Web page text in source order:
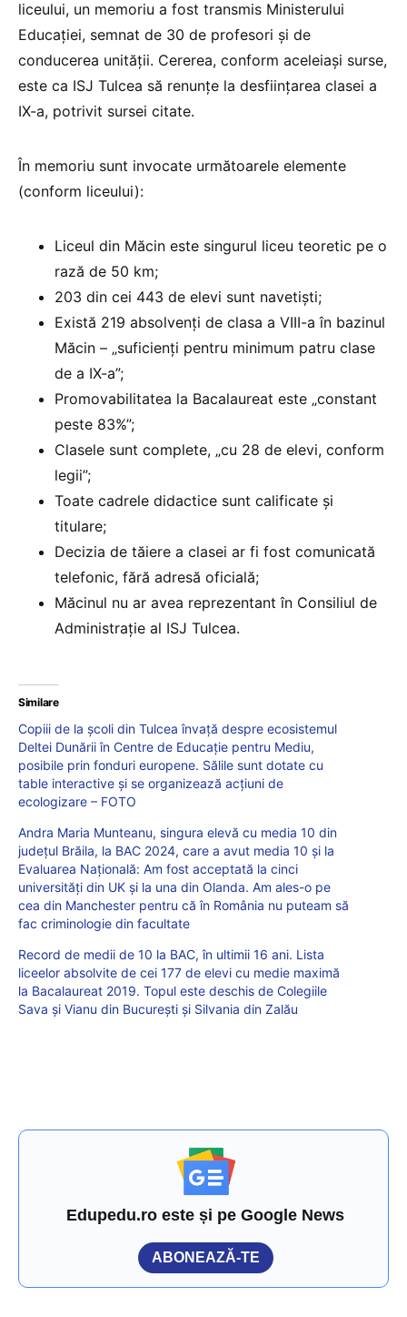
liceului, un memoriu a fost transmis Ministerului
Educației, semnat de 30 de profesori și de
conducerea unității. Cererea, conform aceleiași surse,
este ca ISJ Tulcea să renunțe la desființarea clasei a
IX-a, potrivit sursei citate.
În memoriu sunt invocate următoarele elemente
(conform liceului):
Liceul din Măcin este singurul liceu teoretic pe o
rază de 50 km;
203 din cei 443 de elevi sunt navetiști;
Există 219 absolvenți de clasa a VIII-a în bazinul
Măcin – „suficienți pentru minimum patru clase
de a IX-a”;
Promovabilitatea la Bacalaureat este „constant
peste 83%”;
Clasele sunt complete, „cu 28 de elevi, conform
legii”;
Toate cadrele didactice sunt calificate și
titulare;
Decizia de tăiere a clasei ar fi fost comunicată
telefonic, fără adresă oficială;
Măcinul nu ar avea reprezentant în Consiliul de
Administrație al ISJ Tulcea.
Similare
Copiii de la școli din Tulcea învață despre ecosistemul
Deltei Dunării în Centre de Educație pentru Mediu,
posibile prin fonduri europene. Sălile sunt dotate cu
table interactive și se organizează acțiuni de
ecologizare – FOTO
Andra Maria Munteanu, singura elevă cu media 10 din
județul Brăila, la BAC 2024, care a avut media 10 și la
Evaluarea Națională: Am fost acceptată la cinci
universități din UK și la una din Olanda. Am ales-o pe
cea din Manchester pentru că în România nu puteam să
fac criminologie din facultate
Record de medii de 10 la BAC, în ultimii 16 ani. Lista
liceelor absolvite de cei 177 de elevi cu medie maximă
la Bacalaureat 2019. Topul este deschis de Colegiile
Sava și Vianu din București și Silvania din Zalău
Edupedu.ro este și pe Google News
ABONEAZĂ-TE